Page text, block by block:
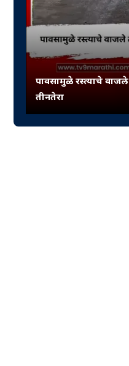
पावसामुळे रस्त्याचे वाजले
तीनतेरा